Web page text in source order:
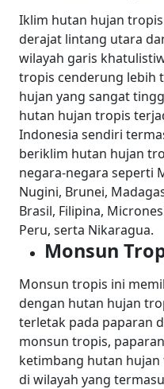
Iklim hutan hujan
derajat lintang utara
wilayah garis
tropis cenderung lebih
hujan yang sangat
hutan hujan tropis
Indonesia sendiri
beriklim hutan hujan
negara-negara seperti
Nugini, Brunei,
Brasil, Filipina,
Peru, serta Nikaragua.
Monsun
Monsun tropis ini
dengan hutan hujan
terletak pada paparan
monsun tropis,
ketimbang hutan hujan
di wilayah yang